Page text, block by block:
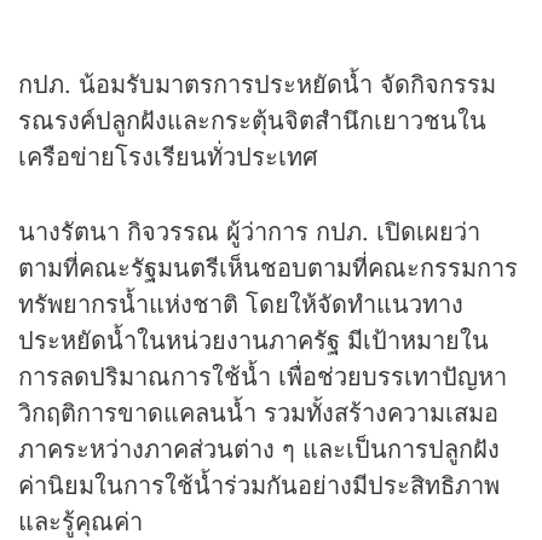
กปภ. น้อมรับมาตรการประหยัดน้ำ จัดกิจกรรม
รณรงค์ปลูกฝังและกระตุ้นจิตสำนึกเยาวชนใน
เครือข่ายโรงเรียนทั่วประเทศ
นางรัตนา กิจวรรณ ผู้ว่าการ กปภ. เปิดเผยว่า
ตามที่คณะรัฐมนตรีเห็นชอบตามที่คณะกรรมการ
ทรัพยากรน้ำแห่งชาติ โดยให้จัดทำแนวทาง
ประหยัดน้ำในหน่วยงานภาครัฐ มีเป้าหมายใน
การลดปริมาณการใช้น้ำ เพื่อช่วยบรรเทาปัญหา
วิกฤติการขาดแคลนน้ำ รวมทั้งสร้างความเสมอ
ภาคระหว่างภาคส่วนต่าง ๆ และเป็นการปลูกฝัง
ค่านิยมในการใช้น้ำร่วมกันอย่างมีประสิทธิภาพ
และรู้คุณค่า